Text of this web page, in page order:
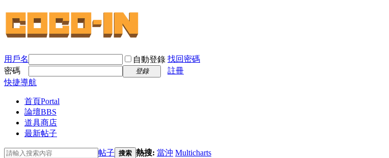
用戶名 自動登錄 找回密碼
密碼
登錄
註冊
快捷導航
首頁Portal
論壇BBS
道具商店
最新帖子
帖子 搜索 熱搜: 當沖 Multicharts